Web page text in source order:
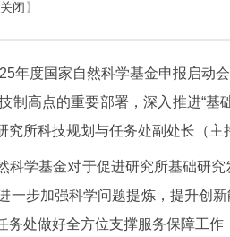
关闭 】
年度国家自然科学基金申报启动
制高点的重要部署，深入推进“基
究所科技规划与任务处副处长（主
科学基金对于促进研究所基础研
步加强科学问题提炼，提升创新
处做好全方位支撑服务保障工作